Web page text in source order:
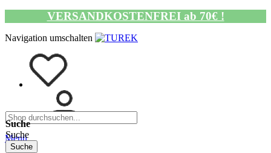
VERSANDKOSTENFREI ab 70€ !
Navigation umschalten
Suche
Suche
Suche
Menü